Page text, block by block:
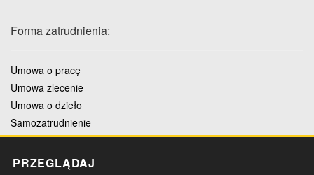
Forma zatrudnienia:
Umowa o pracę
Umowa zlecenie
Umowa o dzieło
Samozatrudnienie
PRZEGLĄDAJ